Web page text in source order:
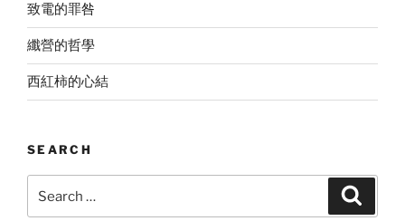
致電的罪咎
纖營的哲學
西紅柿的心結
SEARCH
for: